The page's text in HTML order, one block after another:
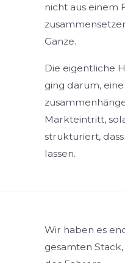
nicht aus einem
Ganze.
Die eigentliche
ging darum,
Markteintritt,
strukturiert,
lassen.
Wir haben es
gesamten